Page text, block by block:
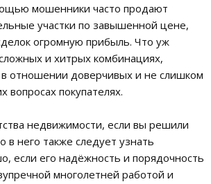
мошенники часто продают
участки по завышенной цене,
огромную прибыль. Что уж
и хитрых комбинациях,
отношении доверчивых и не слишком
вопросах покупателях.
недвижимости, если вы решили
в него также следует узнать
если его надёжность и порядочность
многолетней работой и